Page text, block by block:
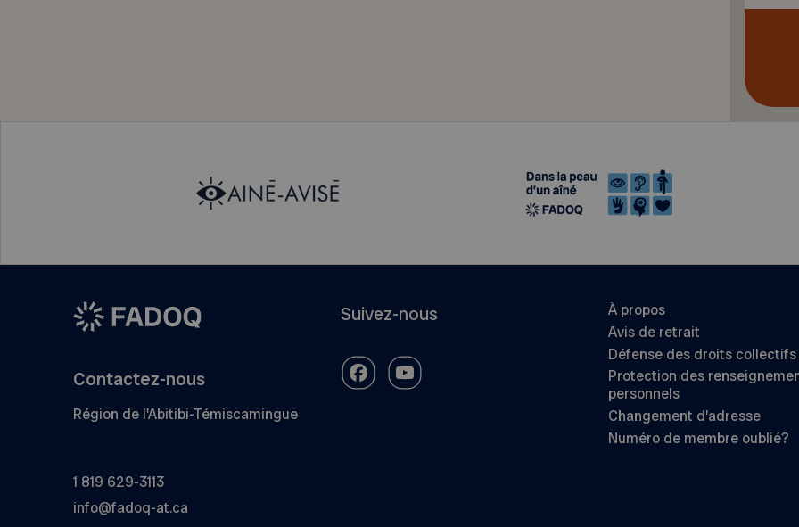
Contactez-nous
Région de l'Abitibi-Témiscamingue
1 819 629-3113
info@fadoq-at.ca
Suivez-nous
À propos
Avis de retrait
Défense des droits collectifs
Protection des
personnels
Changement d’adresse
Numéro de membre oublié?